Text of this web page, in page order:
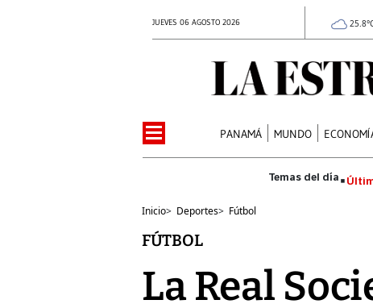
JUEVES 06 AGOSTO 2026
PANAMÁ MUNDO
Inicio> Deportes> Fútbol
FÚTBOL
La Real